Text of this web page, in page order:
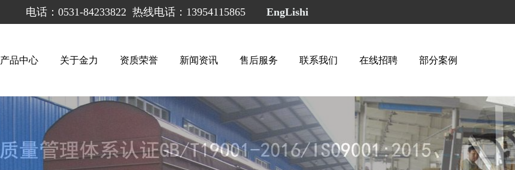
电话：0531-84233822 热线电话：13954115865 EngLishi
产品中心 关于金力 资质荣誉 新闻资讯 售后服务 联系我们 在线招聘 部分案例